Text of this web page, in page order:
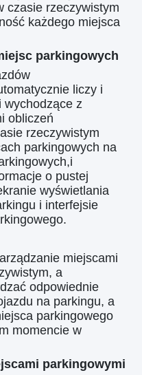
czasie rzeczywistym
każdego miejsca
parkingowych
liczy i
wychodzące z
obliczeń
rzeczywistym
parkingowych na
o pustej
wyświetlania
i interfejsie
miejscami
a
odpowiednie
na parkingu, a
parkingowego
momencie w
parkingowymi